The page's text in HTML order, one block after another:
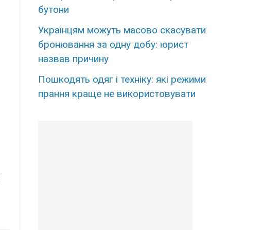
бутони
Українцям можуть масово скасувати
бронювання за одну добу: юрист
назвав причину
Пошкодять одяг і техніку: які режими
прання краще не використовувати